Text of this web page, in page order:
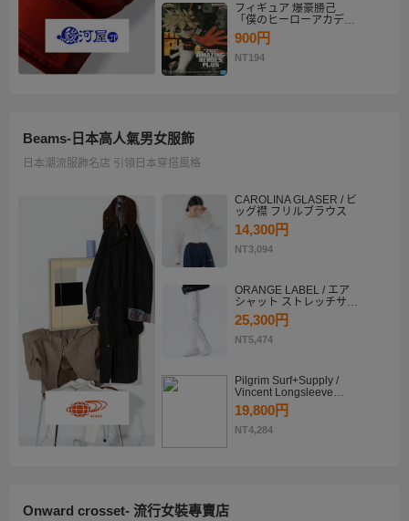
フィギュア 爆豪勝己
「僕のヒーローアカデミ
ア」 THE AMAZING
HEROES-PLUS-
KATSUKI BAKUGO II
900円
NT194
Beams-日本高人氣男女服飾
日本潮流服飾名店 引領日本穿搭風格
CAROLINA GLASER / ビ
ッグ襟 フリルブラウス
14,300円
NT3,094
ORANGE LABEL / エア
シャット ストレッチサイ
ドラインパンツ
25,300円
NT5,474
Pilgrim Surf+Supply /
Vincent Longsleeve
Shirt
19,800円
NT4,284
Onward crosset- 流行女裝專賣店